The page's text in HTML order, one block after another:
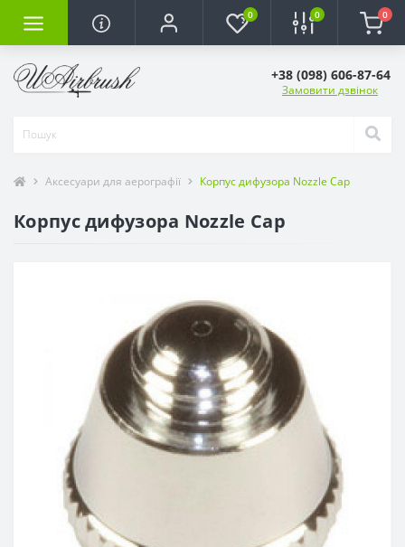
0 0 0
+38 (098) 606-87-64
Замовити дзвінок
Аксесуари для аерографії Корпус дифузора Nozzle Cap
Корпус дифузора Nozzle Cap